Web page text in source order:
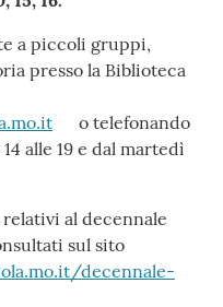
a piccoli gruppi,
presso la Biblioteca
o telefonando
alle 19 e dal martedì
al decennale
sul sito
decennale-